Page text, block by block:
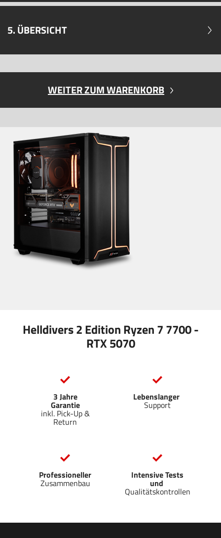
5. ÜBERSICHT
WEITER ZUM WARENKORB
Helldivers 2 Edition Ryzen 7 7700 -
RTX 5070
3 Jahre
Garantie
inkl. Pick-Up &
Return
Lebenslanger
Support
Professioneller
Zusammenbau
Intensive Tests
und
Qualitätskontrollen